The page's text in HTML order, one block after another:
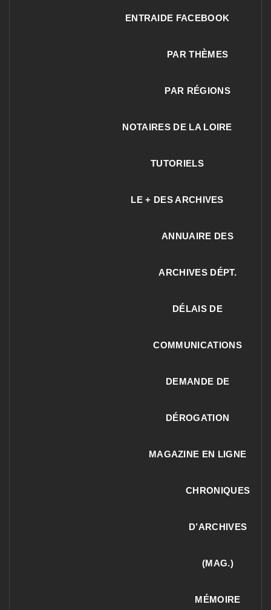
ENTRAIDE FACEBOOK
PAR THÈMES
PAR RÉGIONS
NOTAIRES DE LA LOIRE
TUTORIELS
LE + DES ARCHIVES
ANNUAIRE DES
ARCHIVES DÉPT.
DÉLAIS DE
COMMUNICATIONS
DEMANDE DE
DÉROGATION
MAGAZINE EN LIGNE
CHRONIQUES
D’ARCHIVES
(MAG.)
MÉMOIRE